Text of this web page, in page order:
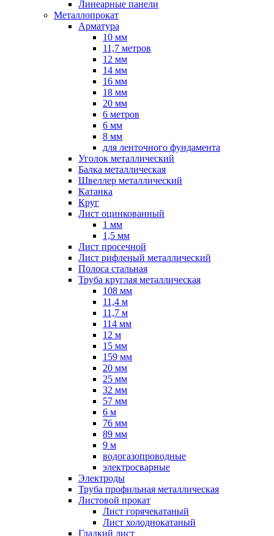
Линеарные панели
Металлопрокат
Арматура
10 мм
11,7 метров
12 мм
14 мм
16 мм
18 мм
20 мм
6 метров
6 мм
8 мм
для ленточного фундамента
Уголок металлический
Балка металлическая
Швеллер металлический
Катанка
Круг
Лист оцинкованный
1 мм
1,5 мм
Лист просечной
Лист рифленый металлический
Полоса стальная
Труба круглая металлическая
108 мм
11,4 м
11,7 м
114 мм
12 м
15 мм
159 мм
20 мм
25 мм
32 мм
57 мм
6 м
76 мм
89 мм
9 м
водогазопроводные
электросварные
Электроды
Труба профильная металлическая
Листовой прокат
Лист горячекатаный
Лист холоднокатаный
Гладкий лист